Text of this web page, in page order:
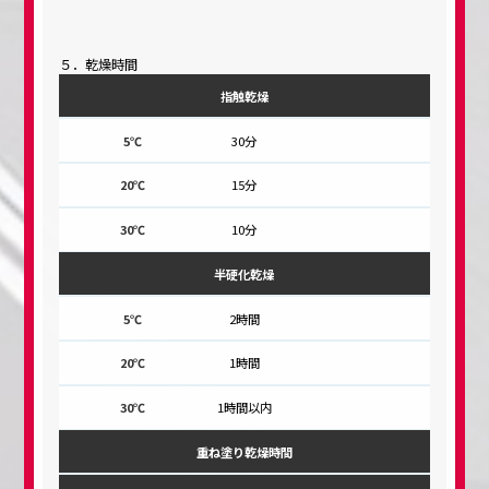
５．乾燥時間
指触乾燥
30分
15分
10分
半硬化乾燥
2時間
1時間
1時間以内
重ね塗り乾燥時間